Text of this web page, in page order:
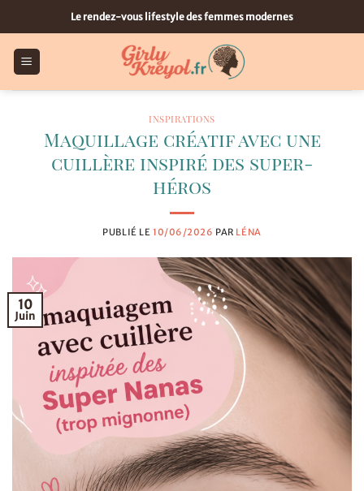
au
contenu
Le rendez-vous lifestyle des femmes modernes
INSPIRATIONS
Maquillage créatif avec une
cuillère inspiré des super-
héros
PUBLIÉ LE 10/06/2026 PAR LÉNA
10
Juin